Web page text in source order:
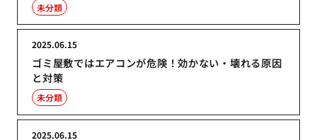
未分類
ゴミ屋敷ではエアコンが危険！効かない・壊れる原因
と対策
2025.06.15
未分類
2025.06.15